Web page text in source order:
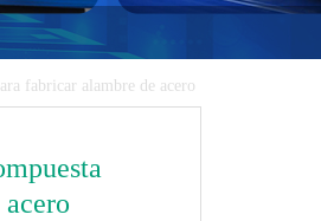
fabricar alambre de acero